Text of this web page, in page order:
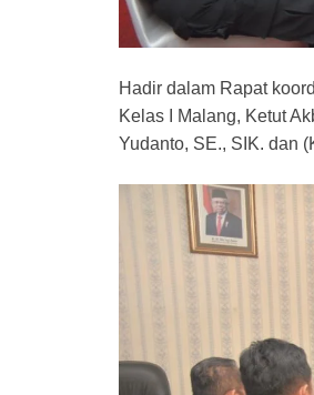
Hadir dalam Rapat
Kelas I Malang, Ketut
Yudanto, SE., SIK. dan